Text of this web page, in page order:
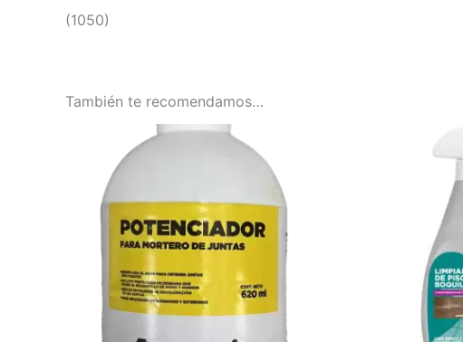
(1050)
También te recomendamos…